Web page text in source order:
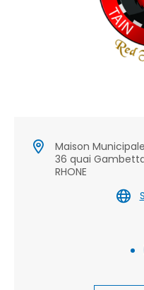
Maison
36 quai
RHONE